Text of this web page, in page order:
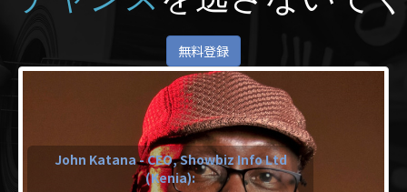
無料登録
John Katana - CEO, Showbiz Info Ltd
(Kenia):